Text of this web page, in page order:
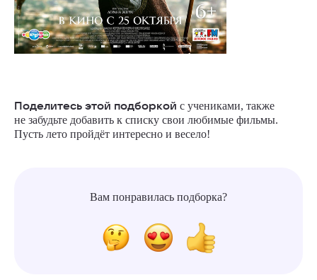
Поделитесь этой подборкой с учениками, также
не забудьте добавить к списку свои любимые фильмы.
Пусть лето пройдёт интересно и весело!
Вам понравилась подборка?